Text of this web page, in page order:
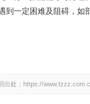
到一定困难及阻碍，
处： https://